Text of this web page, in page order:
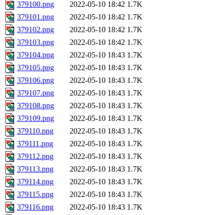
379100.png
2022-05-10 18:42 1.7K
379101.png
2022-05-10 18:42 1.7K
379102.png
2022-05-10 18:42 1.7K
379103.png
2022-05-10 18:42 1.7K
379104.png
2022-05-10 18:43 1.7K
379105.png
2022-05-10 18:43 1.7K
379106.png
2022-05-10 18:43 1.7K
379107.png
2022-05-10 18:43 1.7K
379108.png
2022-05-10 18:43 1.7K
379109.png
2022-05-10 18:43 1.7K
379110.png
2022-05-10 18:43 1.7K
379111.png
2022-05-10 18:43 1.7K
379112.png
2022-05-10 18:43 1.7K
379113.png
2022-05-10 18:43 1.7K
379114.png
2022-05-10 18:43 1.7K
379115.png
2022-05-10 18:43 1.7K
379116.png
2022-05-10 18:43 1.7K